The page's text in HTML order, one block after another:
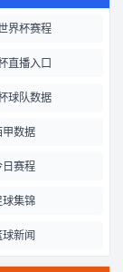
界杯赛程
直播入口
球队数据
甲数据
日赛程
球集锦
球新闻